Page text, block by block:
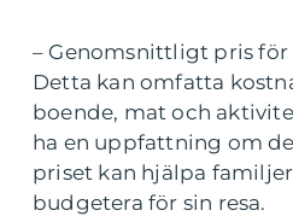
– Genomsnittligt pris för
Detta kan omfatta
boende, mat och
ha en uppfattning om
priset kan hjälpa
budgetera för sin resa.